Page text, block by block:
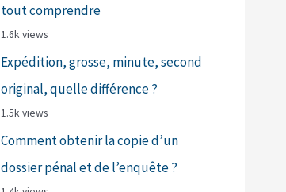
tout comprendre
1.6k views
Expédition, grosse, minute, second
original, quelle différence ?
1.5k views
Comment obtenir la copie d’un
dossier pénal et de l’enquête ?